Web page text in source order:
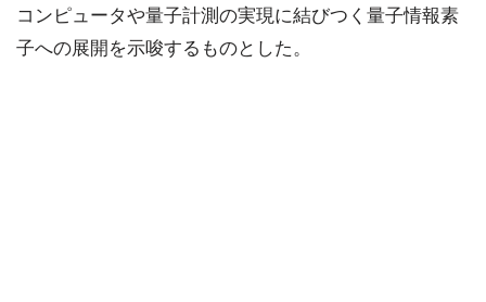
コンピュータや量子計測の実現に結びつく量子情報素
子への展開を示唆するものとした。